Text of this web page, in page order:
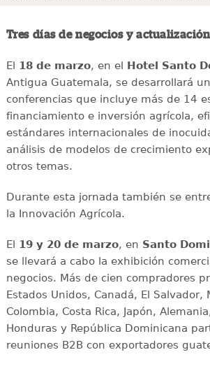
Tres días de negocios y actualización
El 18 de marzo, en el Hotel Santo
Antigua Guatemala, se desarrollará
conferencias que incluye más de 14
financiamiento e inversión agrícola,
estándares internacionales de
análisis de modelos de crecimiento
otros temas.
Durante esta jornada también se
la Innovación Agrícola.
El 19 y 20 de marzo, en Santo
se llevará a cabo la exhibición
negocios. Más de cien compradores
Estados Unidos, Canadá, El Salvador,
Colombia, Costa Rica, Japón,
Honduras y República Dominicana
reuniones B2B con exportadores